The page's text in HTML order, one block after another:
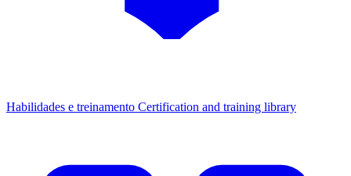
Habilidades e treinamento Certification and training library